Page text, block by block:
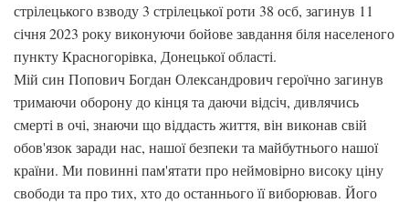
стрілецького взводу 3 стрілецької роти 38 осб, загинув 11
січня 2023 року виконуючи бойове завдання біля населеного
пункту Красногорівка, Донецької області.
Мій син Попович Богдан Олександрович героїчно загинув
тримаючи оборону до кінця та даючи відсіч, дивлячись
смерті в очі, знаючи що віддасть життя, він виконав свій
обов'язок заради нас, нашої безпеки та майбутнього нашої
країни. Ми повинні пам'ятати про неймовірно високу ціну
свободи та про тих, хто до останнього її виборював. Його